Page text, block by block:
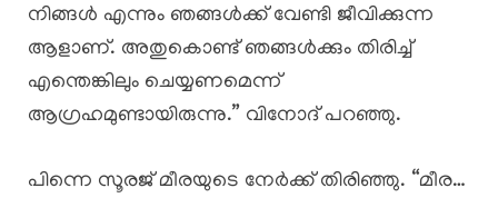
നിങ്ങൾ എന്നും ഞങ്ങൾക്ക് വേണ്ടി ജീവിക്കുന്ന
ആളാണ്. അതുകൊണ്ട് ഞങ്ങൾക്കും തിരിച്ച്
എന്തെങ്കിലും ചെയ്യണമെന്ന്
ആഗ്രഹമുണ്ടായിരുന്നു.” വിനോദ് പറഞ്ഞു.
പിന്നെ സൂരജ് മീരയുടെ നേർക്ക് തിരിഞ്ഞു. “മീര…